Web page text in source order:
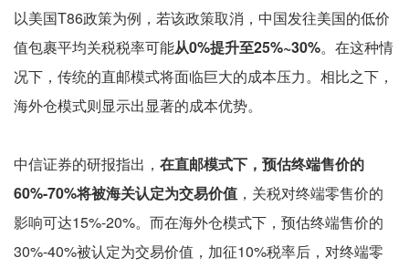
以美国T86政策为例，若该政策取消，中国发往美国的低价
值包裹平均关税税率可能从0%提升至25%~30%。在这种情
况下，传统的直邮模式将面临巨大的成本压力。相比之下，
海外仓模式则显示出显著的成本优势。
中信证券的研报指出， 在直邮模式下，预估终端售价的
60%-70%将被海关认定为交易价值 ，关税对终端零售价的
影响可达15%-20%。而在海外仓模式下，预估终端售价的
30%-40%被认定为交易价值，加征10%税率后，对终端零